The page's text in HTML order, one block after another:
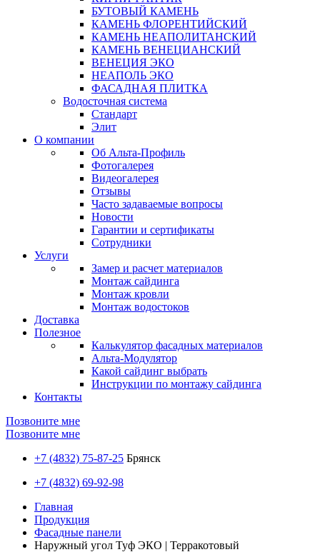
БУТОВЫЙ КАМЕНЬ
КАМЕНЬ ФЛОРЕНТИЙСКИЙ
КАМЕНЬ НЕАПОЛИТАНСКИЙ
КАМЕНЬ ВЕНЕЦИАНСКИЙ
ВЕНЕЦИЯ ЭКО
НЕАПОЛЬ ЭКО
ФАСАДНАЯ ПЛИТКА
Водосточная система
Стандарт
Элит
О компании
Об Альта-Профиль
Фотогалерея
Видеогалерея
Отзывы
Часто задаваемые вопросы
Новости
Гарантии и сертификаты
Сотрудники
Услуги
Замер и расчет материалов
Монтаж сайдинга
Монтаж кровли
Монтаж водостоков
Доставка
Полезное
Калькулятор фасадных материалов
Альта-Модулятор
Какой сайдинг выбрать
Инструкции по монтажу сайдинга
Контакты
Позвоните мне
Позвоните мне
+7 (4832) 75-87-25 Брянск
+7 (4832) 69-92-98
Главная
Продукция
Фасадные панели
Наружный угол Туф ЭКО | Терракотовый